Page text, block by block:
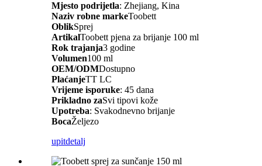
Mjesto podrijetla: Zhejiang, Kina
Naziv robne markeToobett
OblikSprej
ArtikalToobett pjena za brijanje 100 ml
Rok trajanja3 godine
Volumen100 ml
OEM/ODMDostupno
PlaćanjeTT LC
Vrijeme isporuke: 45 dana
Prikladno zaSvi tipovi kože
Upotreba: Svakodnevno brijanje
BocaŽeljezo
upitdetalj